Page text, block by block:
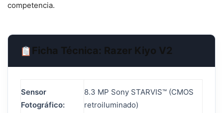
competencia.
Ficha Técnica: Razer Kiyo V2
Sensor
Fotográfico:
8.3 MP Sony STARVIS™ (CMOS
retroiluminado)